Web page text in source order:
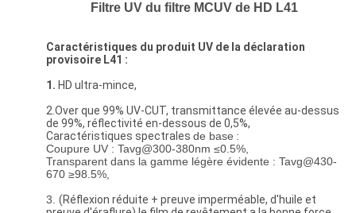
Filtre UV du filtre MCUV de HD L41
Caractéristiques du produit UV de la déclaration
provisoire L41 :
1. HD ultra-mince,
2.Over que 99% UV-CUT, transmittance élevée au-dessus
de 99%, réflectivité en-dessous de 0,5%,
Caractéristiques spectrales de base :
Coupure UV : Tavg@300-380nm ≤0.5%,
Transparent dans la gamme légère évidente : Tavg@430-
670 ≥98.5%,
3. (Réflexion réduite + preuve imperméable, d'huile et